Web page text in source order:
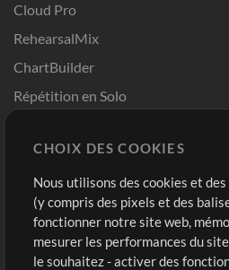
Cloud Pro
RehearsalMix
ChartBuilder
Répétition en Solo
Modèles ProPresenter
Sons
Boutique
Acheter des crédits
CHOIX DES COOKIES
Nous utilisons des cookies et
(y compris des pixels et des
fonctionner notre site web,
mesurer les performances du
le souhaitez - activer des